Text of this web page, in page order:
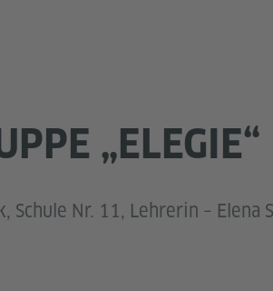
„ELEGIE“
Schule Nr. 11, Lehrerin – Elena